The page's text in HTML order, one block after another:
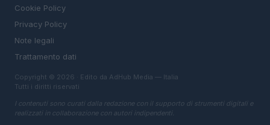
Cookie Policy
Privacy Policy
Note legali
Trattamento dati
Copyright © 2026 · Edito da AdHub Media — Italia
Tutti i diritti riservati
I contenuti sono curati dalla redazione con il supporto di strumenti digitali e
realizzati in collaborazione con autori indipendenti.